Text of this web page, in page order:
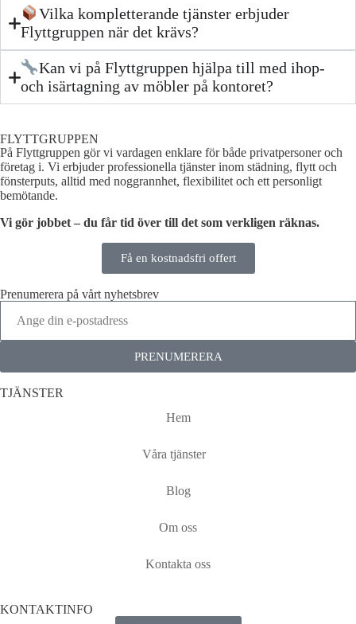
Vilka kompletterande tjänster erbjuder
Flyttgruppen när det krävs?
Kan vi på Flyttgruppen hjälpa till med ihop-
och isärtagning av möbler på kontoret?
FLYTTGRUPPEN
På Flyttgruppen gör vi vardagen enklare för både privatpersoner och
företag i. Vi erbjuder professionella tjänster inom städning, flytt och
fönsterputs, alltid med noggrannhet, flexibilitet och ett personligt
bemötande.
Vi gör jobbet – du får tid över till det som verkligen räknas.
Få en kostnadsfri offert
Prenumerera på vårt nyhetsbrev
PRENUMERERA
TJÄNSTER
Hem
Våra tjänster
Blog
Om oss
Kontakta oss
KONTAKTINFO